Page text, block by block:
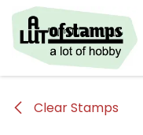
Overslaan naar inhoud
Clear Stamps